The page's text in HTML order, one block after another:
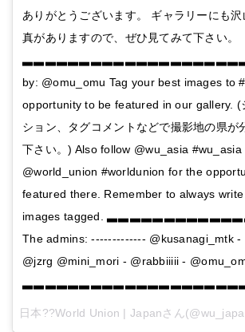
ありがとうございます。 ギャラリーにも
真がありますので、ぜひ見てみて下さい。
▃▃▃▃▃▃▃▃▃▃▃▃▃▃▃▃▃▃▃▃
by: @omu_omu Tag your best images to
opportunity to be featured in our gallery. (
ション、タグコメントなどで撮影地の県が
下さい。) Also follow @wu_asia #wu_asia
@world_union #worldunion for the
featured there. Remember to always
images tagged.
The admins: ------------- @kusanagi_mtk -
@jzrg @mini_mori - @rabbiiiii -
日本??World Union | Japanさん